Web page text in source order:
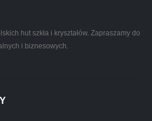
hut szkła i kryształów. Zapraszamy do
i biznesowych.